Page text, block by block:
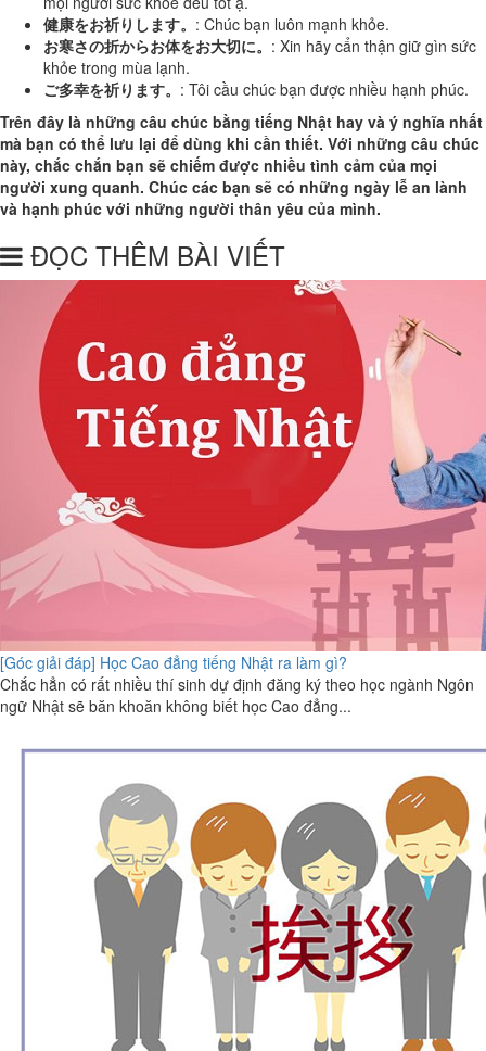
健康をお祈りします。 : Chúc bạn luôn mạnh khỏe.
お寒さの折からお体をお大切に。 : Xin hãy cẩn thận giữ gìn sức
khỏe trong mùa lạnh.
ご多幸を祈ります。 : Tôi cầu chúc bạn được nhiều hạnh phúc.
Trên đây là những câu chúc bằng tiếng Nhật hay và ý nghĩa nhất
mà bạn có thể lưu lại để dùng khi cần thiết. Với những câu chúc
này, chắc chắn bạn sẽ chiếm được nhiều tình cảm của mọi
người xung quanh. Chúc các bạn sẽ có những ngày lễ an lành
và hạnh phúc với những người thân yêu của mình.
ĐỌC THÊM BÀI VIẾT
[Góc giải đáp] Học Cao đẳng tiếng Nhật ra làm gì?
Chắc hẳn có rất nhiều thí sinh dự định đăng ký theo học ngành Ngôn
ngữ Nhật sẽ băn khoăn không biết học Cao đẳng...